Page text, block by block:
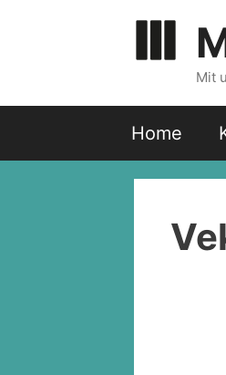
Mit
Home